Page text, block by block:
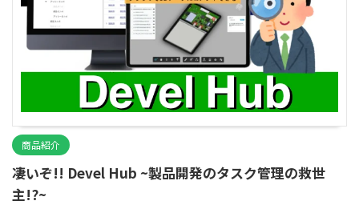
商品紹介
凄いぞ!! Devel Hub ~製品開発のタスク管理の救世
主!?~